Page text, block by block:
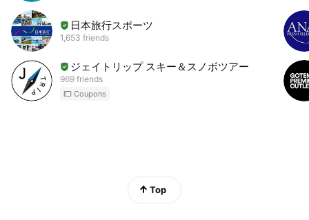
日本旅行スポーツ
1,653 friends
ジェイトリップ スキー＆スノボツアー
969 friends
Coupons
Top